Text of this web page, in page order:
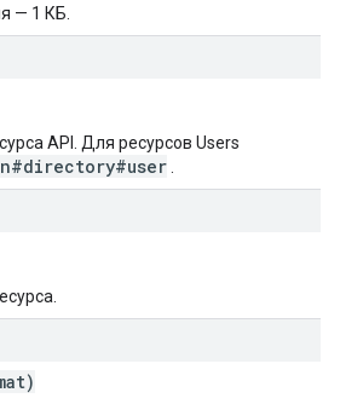
— 1 КБ.
API. Для ресурсов Users